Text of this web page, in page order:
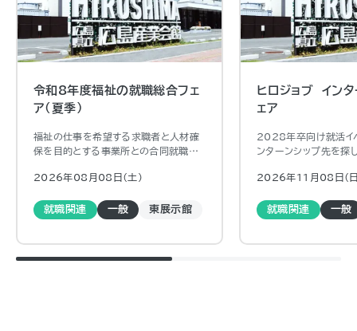
令和8年度福祉の就職総合フェ
ア（夏季）
福祉の仕事を希望する求職者と人材確
保を目的とする事業所との合同就職説
2026年08月08日（土)
就職関連 一般 東展示館
ヒロジョブ イン
ェア
2028年卒向け就活イ
ンターンシップ先を探
2026年11月08日（
就職関連 一般